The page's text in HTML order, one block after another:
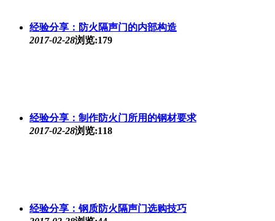
经验分享：防火隔声门的内部构造
2017-02-28浏览:179
经验分享：制作防火门所用的钢材要求
2017-02-28浏览:118
经验分享：钢质防火隔声门选购技巧